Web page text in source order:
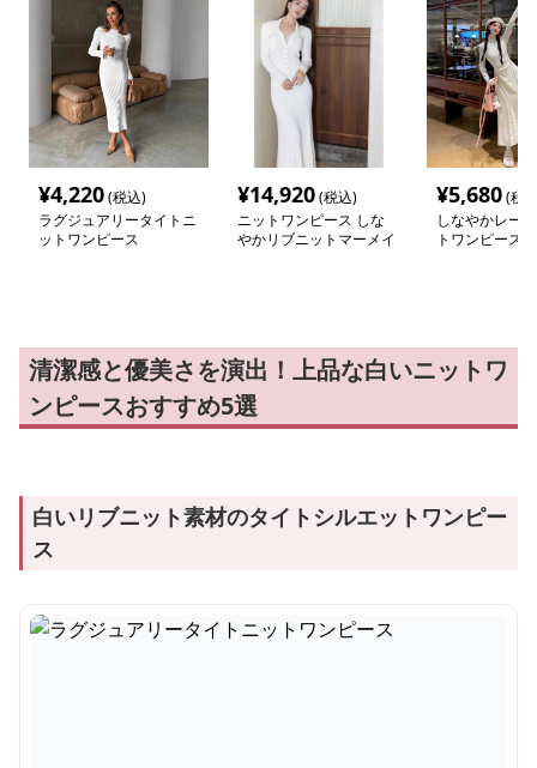
¥4,220(税込)
ラグジュアリータイトニ
ットワンピース
¥14,920(税込)
ニットワンピース しな
やかリブニットマーメイ
¥5,680(税
しなやかレー
トワンピース
清潔感と優美さを演出！上品な白いニットワ
ンピースおすすめ5選
白いリブニット素材のタイトシルエットワンピー
ス